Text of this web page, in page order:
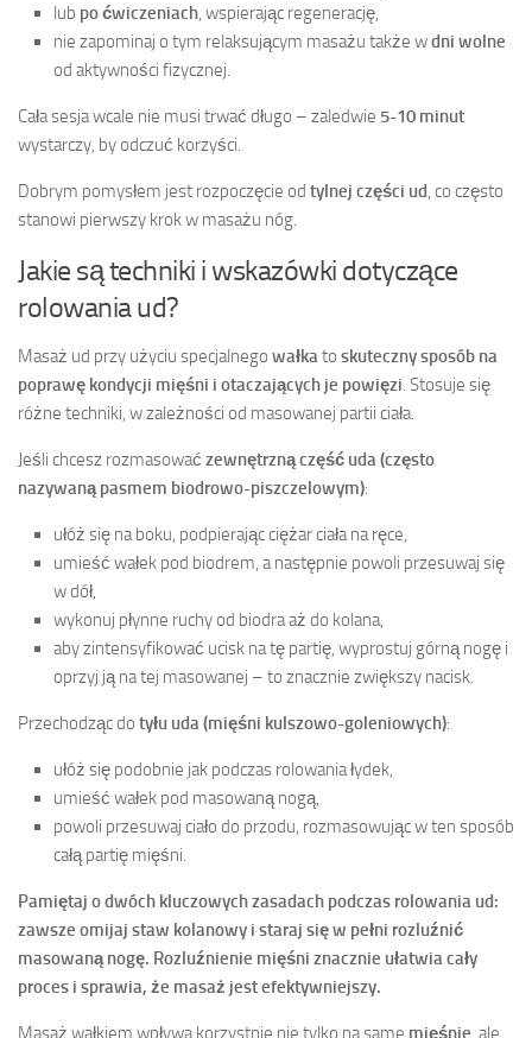
lub po ćwiczeniach, wspierając regenerację,
nie zapominaj o tym relaksującym masażu także wdni wolne
od aktywności fizycznej.
Cała sesja wcale nie musi trwać długo – zaledwie 5-10 minut
wystarczy, by odczuć korzyści.
Dobrym pomysłem jest rozpoczęcie od tylnej części ud, co często
stanowi pierwszy krok w masażu nóg.
Jakie są techniki i wskazówki dotyczące
rolowania ud?
Masaż ud przy użyciu specjalnego wałkato skuteczny sposób na
poprawę kondycji mięśni i otaczających je powięzi. Stosuje się
różne techniki, w zależności od masowanej partii ciała.
Jeśli chcesz rozmasować zewnętrzną część uda (często
nazywaną pasmem biodrowo-piszczelowym):
ułóż się na boku, podpierając ciężar ciała na ręce,
umieść wałek pod biodrem, a następnie powoli przesuwaj się
w dół,
wykonuj płynne ruchy od biodra aż do kolana,
aby zintensyfikować ucisk na tę partię, wyprostuj górną nogę i
oprzyj ją na tej masowanej – to znacznie zwiększy nacisk.
Przechodząc do tyłu uda (mięśni kulszowo-goleniowych):
ułóż się podobnie jak podczas rolowania łydek,
umieść wałek pod masowaną nogą,
powoli przesuwaj ciało do przodu, rozmasowując w ten sposób
całą partię mięśni.
Pamiętaj o dwóch kluczowych zasadach podczas rolowania ud:
zawsze omijaj staw kolanowy i staraj się w pełni rozluźnić
masowaną nogę. Rozluźnienie mięśni znacznie ułatwia cały
proces i sprawia, że masaż jest efektywniejszy.
Masaż wałkiem wpływa korzystnie nie tylko na same mięśnie , ale